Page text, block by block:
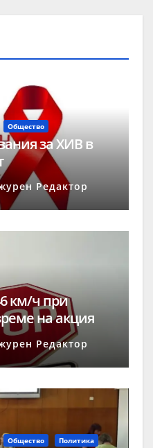
Общество
за ХИВ в
Редактор
км/ч при
на акция
Редактор
Общество Политика